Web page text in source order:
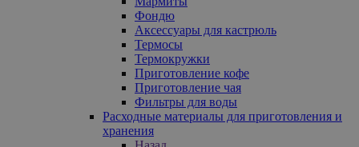
Фондю
Аксессуары для кастрюль
Термосы
Термокружки
Приготовление кофе
Приготовление чая
Фильтры для воды
Расходные материалы для приготовления и
хранения